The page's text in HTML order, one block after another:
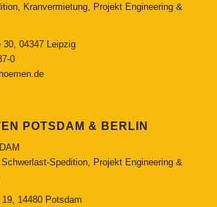
Kranvermietung, Projekt Engineering &
30, 04347 Leipzig
0
POTSDAM & BERLIN
Spedition, Projekt Engineering &
14480 Potsdam